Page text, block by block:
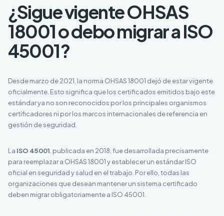
¿Sigue vigente OHSAS
18001 o debo migrar a ISO
45001?
Desde marzo de 2021, la norma OHSAS 18001 dejó de estar vigente
oficialmente. Esto significa que los certificados emitidos bajo este
estándar ya no son reconocidos por los principales organismos
certificadores ni por los marcos internacionales de referencia en
gestión de seguridad.
La ISO 45001, publicada en 2018, fue desarrollada precisamente
para reemplazar a OHSAS 18001 y establecer un estándar ISO
oficial en seguridad y salud en el trabajo. Por ello, todas las
organizaciones que desean mantener un sistema certificado
deben migrar obligatoriamente a ISO 45001.